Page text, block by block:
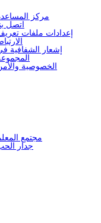
مركز
اتصل
إعدادات ملفات
إشعار الشفافية
الخصوصية
مجتمع
جدار